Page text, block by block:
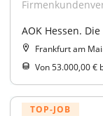
AOK Hessen.
Frankfurt am
Von 53.000,00 €
TOP-JOB